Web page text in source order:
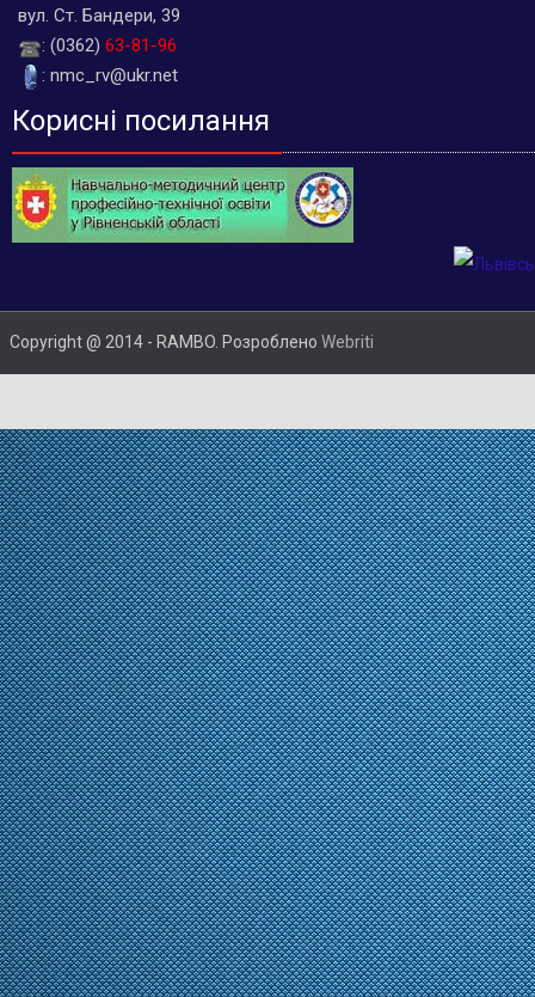
вул. Ст. Бандери, 39
: (0362) 63-81-96
: nmc_rv@ukr.net
Корисні посилання
Copyright @ 2014 - RAMBO. Розроблено Webriti